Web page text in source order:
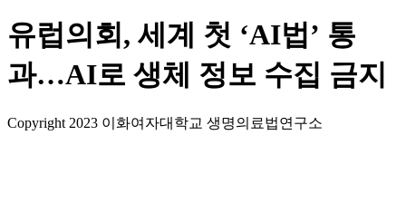
유럽의회, 세계 첫 ‘AI법’ 통
과…AI로 생체 정보 수집 금지
Copyright 2023 이화여자대학교 생명의료법연구소